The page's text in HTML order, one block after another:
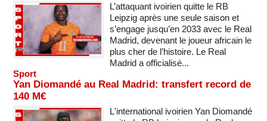
L’attaquant ivoirien quitte le RB
Leipzig après une seule saison et
s’engage jusqu’en 2033 avec le Real
Madrid, devenant le joueur africain le
plus cher de l’histoire. Le Real
Madrid a officialisé...
Sport
Yan Diomandé au Real Madrid: transfert record de
140 M€
L'international ivoirien Yan Diomandé